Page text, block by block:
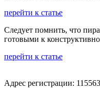
перейти к статье
Следует помнить, что
готовыми к
перейти к статье
Адрес регистрации: